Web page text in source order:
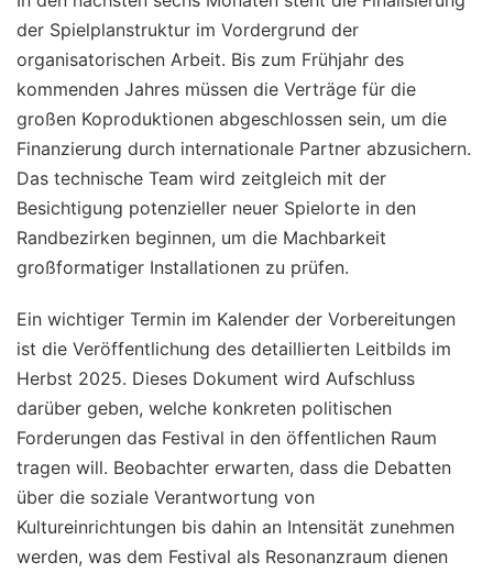
der Spielplanstruktur im Vordergrund der
organisatorischen Arbeit. Bis zum Frühjahr des
kommenden Jahres müssen die Verträge für die
großen Koproduktionen abgeschlossen sein, um die
Finanzierung durch internationale Partner abzusichern.
Das technische Team wird zeitgleich mit der
Besichtigung potenzieller neuer Spielorte in den
Randbezirken beginnen, um die Machbarkeit
großformatiger Installationen zu prüfen.
Ein wichtiger Termin im Kalender der Vorbereitungen
ist die Veröffentlichung des detaillierten Leitbilds im
Herbst 2025. Dieses Dokument wird Aufschluss
darüber geben, welche konkreten politischen
Forderungen das Festival in den öffentlichen Raum
tragen will. Beobachter erwarten, dass die Debatten
über die soziale Verantwortung von
Kultureinrichtungen bis dahin an Intensität zunehmen
werden, was dem Festival als Resonanzraum dienen